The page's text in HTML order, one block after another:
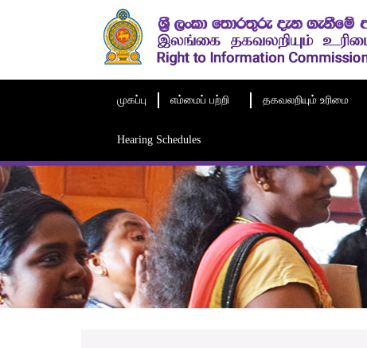
முகப்பு எம்மைப் பற்றி தகவலறியும் உரிமை
Hearing Schedules